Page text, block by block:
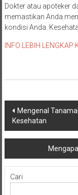
Dokter atau apoteker
memastikan Anda
kondisi Anda.
INFO LEBIH LENGKAP
Navigasi
pos
Mengenal
Kesehatan
Cari